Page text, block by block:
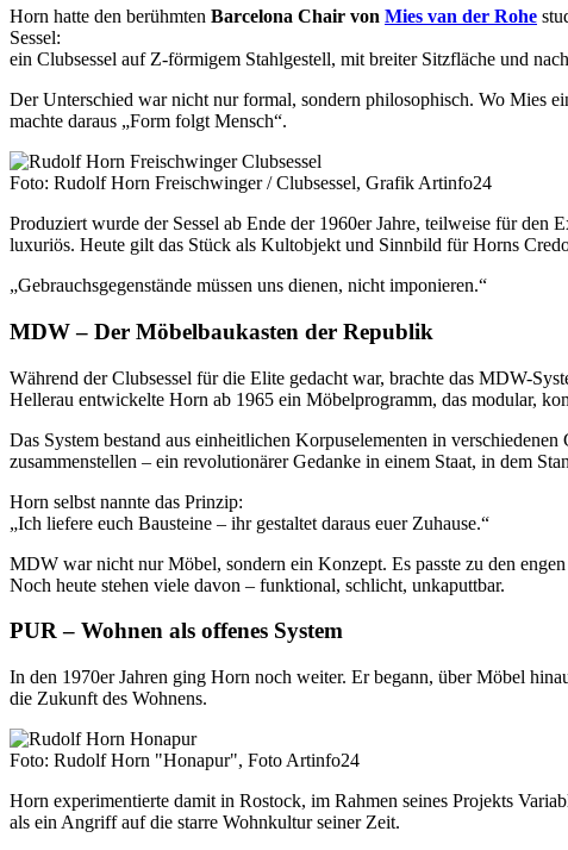
Horn hatte den berühmten Barcelona Chair von Mies van der Rohe
Sessel:
ein Clubsessel auf Z-förmigem Stahlgestell, mit breiter Sitzfläche und
Der Unterschied war nicht nur formal, sondern philosophisch. Wo Mies
machte daraus „Form folgt Mensch“.
Foto: Rudolf Horn Freischwinger / Clubsessel, Grafik Artinfo24
Produziert wurde der Sessel ab Ende der 1960er Jahre, teilweise für
luxuriös. Heute gilt das Stück als Kultobjekt und Sinnbild für Horns
„Gebrauchsgegenstände müssen uns dienen, nicht imponieren.“
MDW – Der Möbelbaukasten der Republik
Während der Clubsessel für die Elite gedacht war, brachte das MDW-
Hellerau entwickelte Horn ab 1965 ein Möbelprogramm, das modular,
Das System bestand aus einheitlichen Korpuselementen in
zusammenstellen – ein revolutionärer Gedanke in einem Staat, in dem
Horn selbst nannte das Prinzip:
„Ich liefere euch Bausteine – ihr gestaltet daraus euer Zuhause.“
MDW war nicht nur Möbel, sondern ein Konzept. Es passte zu den
Noch heute stehen viele davon – funktional, schlicht, unkaputtbar.
PUR – Wohnen als offenes System
In den 1970er Jahren ging Horn noch weiter. Er begann, über Möbel
die Zukunft des Wohnens.
Foto: Rudolf Horn "Honapur", Foto Artinfo24
Horn experimentierte damit in Rostock, im Rahmen seines Projekts
als ein Angriff auf die starre Wohnkultur seiner Zeit.